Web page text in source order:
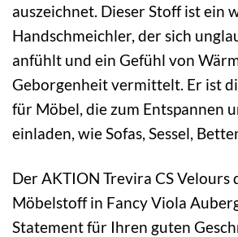
auszeichnet. Dieser Stoff ist ein
Handschmeichler, der sich
anfühlt und ein Gefühl von
Geborgenheit vermittelt. Er ist
für Möbel, die zum Entspannen
einladen, wie Sofas, Sessel,
Der AKTION Trevira CS Velours
Möbelstoff in Fancy Viola
Statement für Ihren guten